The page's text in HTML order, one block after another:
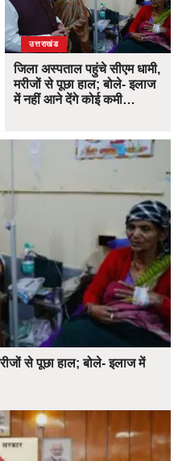
उत्तराखंड
जिला अस्पताल पहुंचे सीएम धामी,
मरीजों से पूछा हाल; बोले- इलाज
में नहीं आने देंगे कोई कमी…
से पूछा हाल; बोले- इलाज में